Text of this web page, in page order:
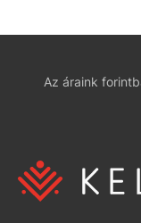
Az áraink